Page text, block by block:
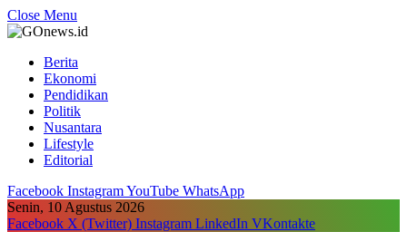
Close Menu
Berita
Ekonomi
Pendidikan
Politik
Nusantara
Lifestyle
Editorial
Facebook InstagramYouTube WhatsApp
Senin, 10 Agustus 2026
Facebook X (Twitter) Instagram LinkedIn VKontakte